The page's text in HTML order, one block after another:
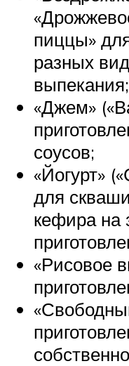
пиццы»
разных
выпекания;
«Джем»
соусов;
«Йогурт»
для
кефира на
«Рисовое